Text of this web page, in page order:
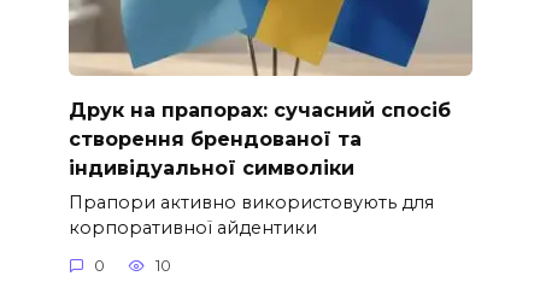
Друк на прапорах: сучасний спосіб
створення брендованої та
індивідуальної символіки
Прапори активно використовують для
корпоративної айдентики
0 10